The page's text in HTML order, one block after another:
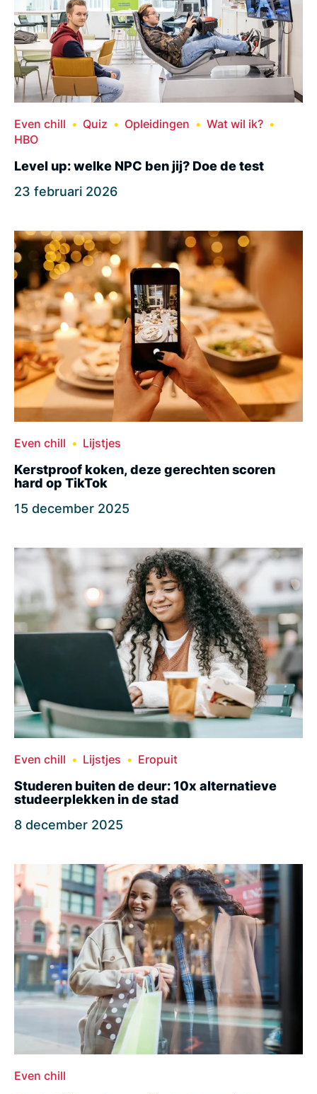
Even chill Quiz Opleidingen
Wat wil ik?
HBO
Level up: welke NPC ben jij? Doe de test
23 februari 2026
Even chill Lijstjes
Kerstproof koken, deze gerechten scoren
hard op TikTok
15 december 2025
Even chill Lijstjes Eropuit
Studeren buiten de deur: 10x alternatieve
studeerplekken in de stad
8 december 2025
Even chill